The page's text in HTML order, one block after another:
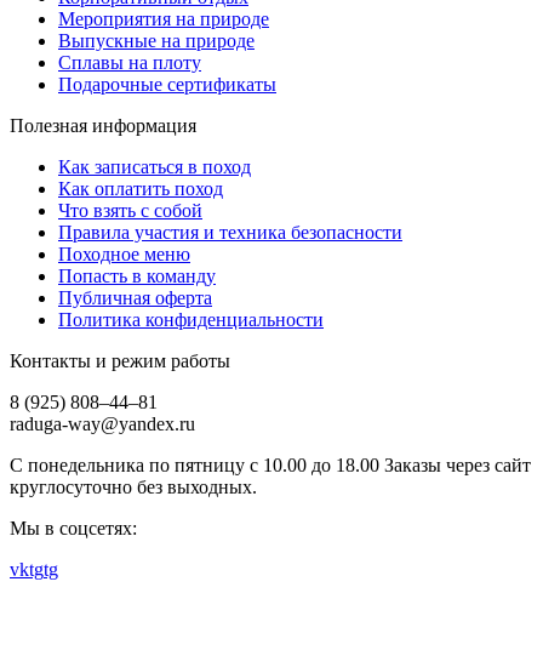
Мероприятия на природе
Выпускные на природе
Сплавы на плоту
Подарочные сертификаты
Полезная информация
Как записаться в поход
Как оплатить поход
Что взять с собой
Правила участия и техника безопасности
Походное меню
Попасть в команду
Публичная оферта
Политика конфиденциальности
Контакты и режим работы
8 (925) 808–44–81
raduga-way@yandex.ru
С понедельника по пятницу с 10.00 до 18.00 Заказы через сайт
круглосуточно без выходных.
Мы в соцсетях:
vktgtg